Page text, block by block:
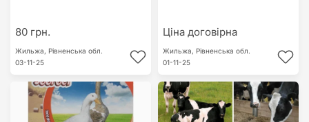
80 грн.
Жильжа, Рівненська обл.
03-11-25
Ціна договірна
Жильжа, Рівненська обл.
01-11-25